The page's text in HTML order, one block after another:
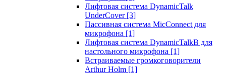
Лифтовая система DynamicTalk
UnderCover [3]
Пассивная система MicConnect для
микрофона [1]
Лифтовая система DynamicTalkB для
настольного микрофона [1]
Встраиваемые громкоговорители
Arthur Holm [1]